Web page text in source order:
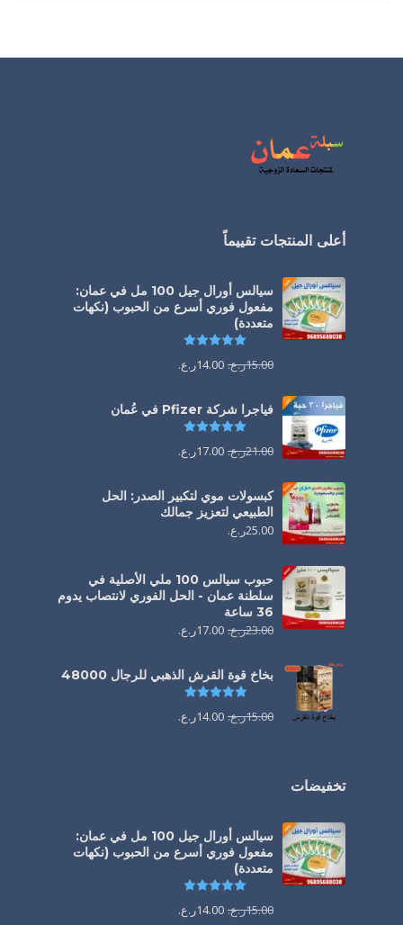
أعلى المنتجات تقييماً
سيالس أورال جيل 100 مل في عمان:
مفعول فوري أسرع من الحبوب (نكهات
متعددة)
15.00ر.ع. 14.00ر.ع.
فياجرا شركة Pfizer في عُمان
21.00ر.ع. 17.00ر.ع.
كبسولات موي لتكبير الصدر: الحل
الطبيعي لتعزيز جمالك
25.00ر.ع.
حبوب سيالس 100 ملي الأصلية في
سلطنة عمان - الحل الفوري لانتصاب يدوم
36 ساعة
23.00ر.ع. 17.00ر.ع.
بخاخ قوة القرش الذهبي للرجال 48000
تم التقييم
15.00ر.ع. 14.00ر.ع.
تخفيضات
سيالس أورال جيل 100 مل في عمان:
مفعول فوري أسرع من الحبوب (نكهات
متعددة)
15.00ر.ع. 14.00ر.ع.